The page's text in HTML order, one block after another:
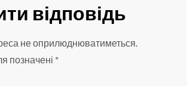
відповідь
не оприлюднюватиметься.
позначені *